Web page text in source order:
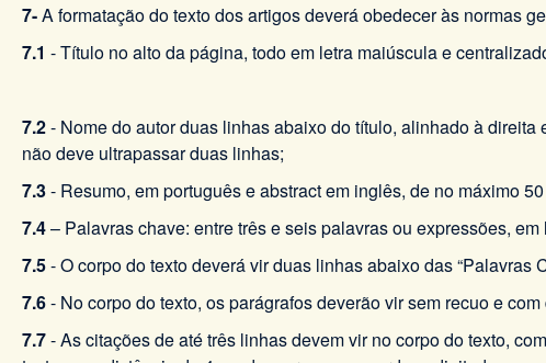
7-A formatação do texto dos artigos deverá obedecer às normas
7.1 - Título no alto da página, todo em letra maiúscula e
7.2- Nome do autor duas linhas abaixo do título, alinhado à
não deve ultrapassar duas linhas;
7.3- Resumo, em português e abstract em inglês, de no máximo
7.4– Palavras chave: entre três e seis palavras ou expressões,
7.5- O corpo do texto deverá vir duas linhas abaixo das “Palavras
7.6- No corpo do texto, os parágrafos deverão vir sem recuo e
7.7- As citações de até três linhas devem vir no corpo do texto,